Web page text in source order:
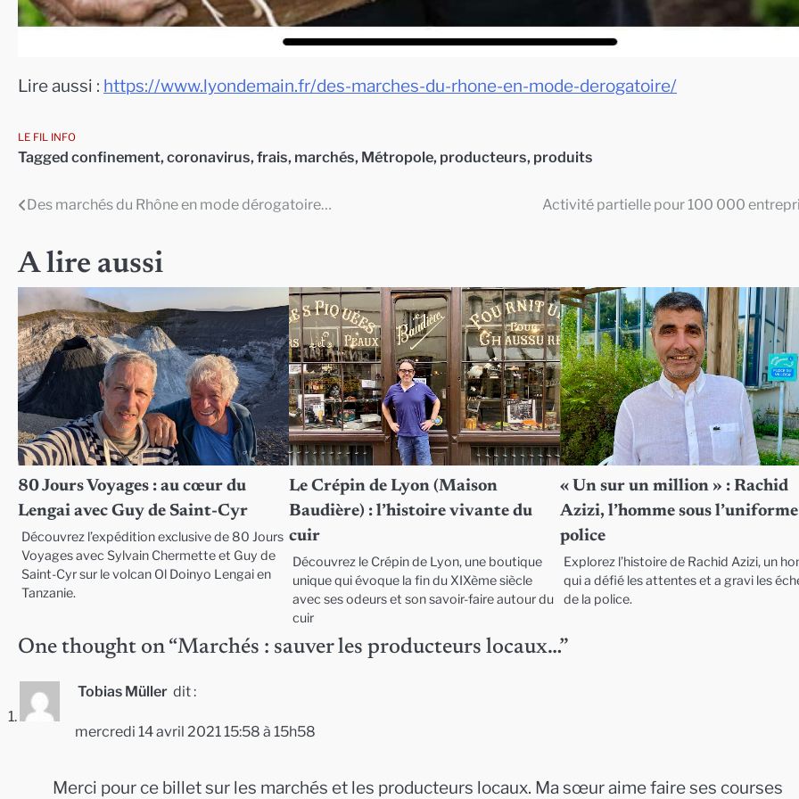
Lire aussi : https://www.lyondemain.fr/des-marches-du-rhone-en-mode-derogatoire/
LE FIL INFO
Tagged confinement, coronavirus, frais, marchés, Métropole, producteurs, produits
Navigation
l’article
Des marchés du Rhône en mode dérogatoire… Activité partielle pour 100 000
A lire aussi
80 Jours Voyages : au cœur du
Lengai avec Guy de Saint-Cyr
Découvrez l’expédition exclusive de 80 Jours
Voyages avec Sylvain Chermette et Guy de
Saint-Cyr sur le volcan Ol Doinyo Lengai en
Tanzanie.
Le Crépin de Lyon (Maison
Baudière) : l’histoire vivante du
cuir
Découvrez le Crépin de Lyon, une boutique
unique qui évoque la fin du XIXème siècle
avec ses odeurs et son savoir-faire autour du
cuir
« Un sur un million » : Rachid
Azizi, l’homme sous
police
Explorez l’histoire de Rachid Azizi, un
qui a défié les attentes et a gravi les
de la police.
One thought on “Marchés : sauver les producteurs locaux…”
Tobias Müller dit :
mercredi 14 avril 2021 15:58 à 15h58
Merci pour ce billet sur les marchés et les producteurs locaux. Ma sœur aime faire ses courses